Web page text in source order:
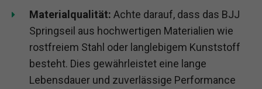
Materialqualität: Achte darauf, dass das BJJ
Springseil aus hochwertigen Materialien wie
rostfreiem Stahl oder langlebigem Kunststoff
besteht. Dies gewährleistet eine lange
Lebensdauer und zuverlässige Performance